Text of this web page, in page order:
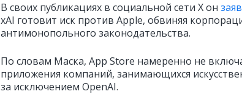
В своих публикациях в социальной сети X он
xAI готовит иск против Apple, обвиняя
антимонопольного законодательства.
По словам Маска, App Store намеренно не
приложения компаний, занимающихся
за исключением OpenAI.